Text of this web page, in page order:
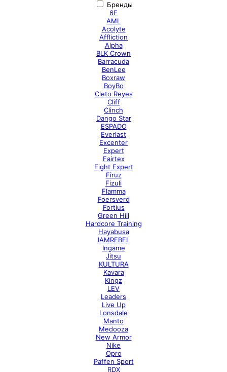
Бренды
6F
AML
Acolyte
Affliction
Alpha
BLK Crown
Barracuda
BenLee
Boxraw
BoyBo
Cleto Reyes
Cliff
Clinch
Dango Star
ESPADO
Everlast
Excenter
Expert
Fairtex
Fight Expert
Firuz
Fizuli
Flamma
Foersverd
Fortius
Green Hill
Hardcore Training
Hayabusa
IAMREBEL
Ingame
Jitsu
KULTURA
Kavara
Kingz
LEV
Leaders
Live Up
Lonsdale
Manto
Medooza
New Armor
Nike
Opro
Paffen Sport
RDX